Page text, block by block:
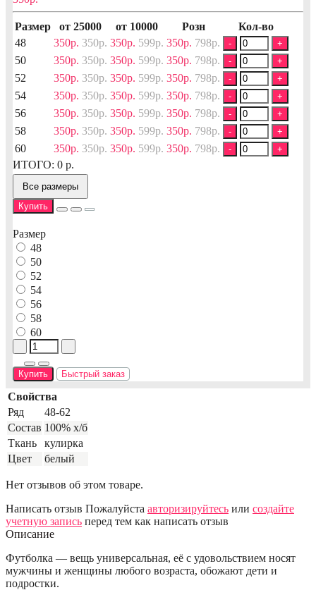
Размер от 25000 от 10000 Розн
Кол-во
48
350р. 350р. 350р. 599р. 350р. 798р. - +
50 350р. 350р. 350р. 599р. 350р. 798р. - +
52 350р. 350р. 350р. 599р. 350р. 798р. - +
54 350р. 350р. 350р. 599р. 350р. 798р. - +
56 350р. 350р. 350р. 599р. 350р. 798р. - +
58 350р. 350р. 350р. 599р. 350р. 798р. - +
60 350р. 350р. 350р. 599р. 350р. 798р. - +
ИТОГО: 0 р.
Все размеры
Купить
Размер
48
50
52
54
56
58
60
Купить Быстрый заказ
Свойства
Ряд
48-62
Состав 100% х/б
Ткань
кулирка
Цвет
белый
Нет отзывов об этом товаре.
Написать отзыв Пожалуйста авторизируйтесь или создайте
учетную запись перед тем как написать отзыв
Описание
Футболка — вещь универсальная, её с удовольствием носят
мужчины и женщины любого возраста, обожают дети и
подростки.